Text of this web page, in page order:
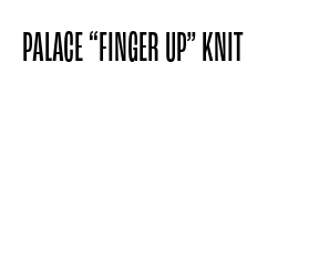
PALACE “FINGER UP” KNIT